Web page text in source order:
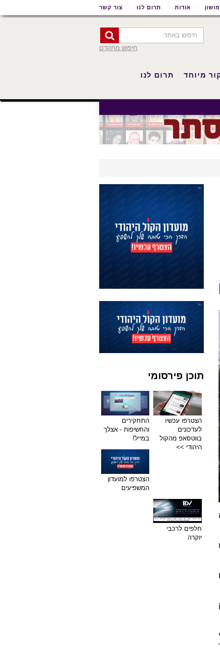
אודות תרום לנו צור קשר
חיפוש מתקדם
מיוחד תרום לנו
תוכן פירסומי
הצטרפו עכשיו
לעדכונים
בווטסאפ מהקול
היהודי >>
התחקירים
והחשיפות - אצלך
במייל!
הצטרפו למועדון
המשפיעים
חלפים לרכבי
יוקרה